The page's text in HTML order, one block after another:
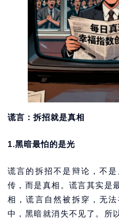
谎言：拆招就是真相
1.黑暗最怕的是光
谎言的拆招不是辩论，不
传，而是真相。谎言其实是
相，谎言自然被拆穿，无
中，黑暗就消失不见了。所